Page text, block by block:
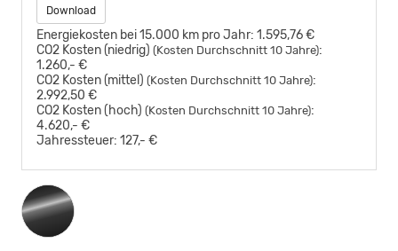
Download
Energiekosten bei 15.000 km pro Jahr: 1.595,76 €
CO2 Kosten (niedrig) (Kosten Durchschnitt 10 Jahre):
1.260,- €
CO2 Kosten (mittel) (Kosten Durchschnitt 10 Jahre):
2.992,50 €
CO2 Kosten (hoch) (Kosten Durchschnitt 10 Jahre):
4.620,- €
Jahressteuer: 127,- €